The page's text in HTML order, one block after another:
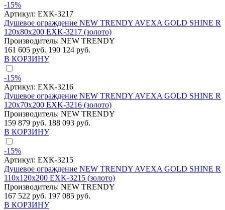
-15%
Артикул: EXK-3217
Душевое ограждение NEW TRENDY AVEXA GOLD SHINE R
120x80x200 EXK-3217 (золото)
Производитель: NEW TRENDY
161 605 руб. 190 124 руб.
В КОРЗИНУ
-15%
Артикул: EXK-3216
Душевое ограждение NEW TRENDY AVEXA GOLD SHINE R
120x70x200 EXK-3216 (золото)
Производитель: NEW TRENDY
159 879 руб. 188 093 руб.
В КОРЗИНУ
-15%
Артикул: EXK-3215
Душевое ограждение NEW TRENDY AVEXA GOLD SHINE R
110x120x200 EXK-3215 (золото)
Производитель: NEW TRENDY
167 522 руб. 197 085 руб.
В КОРЗИНУ